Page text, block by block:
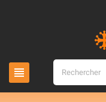
view_headline